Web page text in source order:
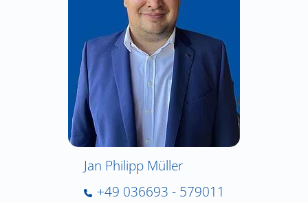
Jan Philipp Müller
+49 036693 - 579011